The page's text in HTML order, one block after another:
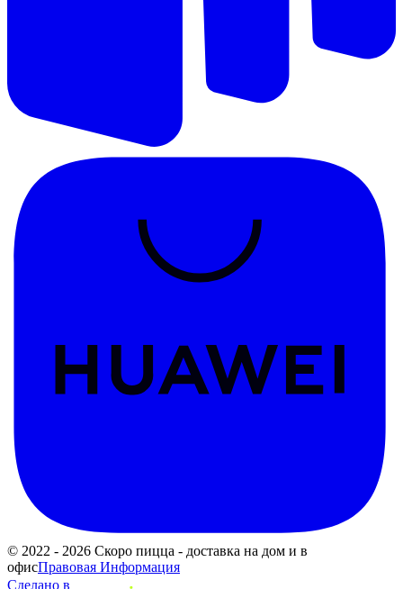
© 2022 - 2026 Скоро пицца - доставка на дом и в
офисПравовая Информация
Сделано в